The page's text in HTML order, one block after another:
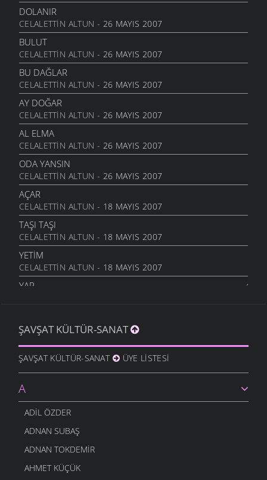
DOLANIR
CELALETTIN ALTUN - 26 MAYIS 2007
BULUT
CELALETTIN ALTUN - 26 MAYIS 2007
BU DAĞLAR
CELALETTIN ALTUN - 26 MAYIS 2007
AY DOĞAR
CELALETTIN ALTUN - 26 MAYIS 2007
AL ELMA
CELALETTIN ALTUN - 26 MAYIS 2007
ODA YANSIN
CELALETTIN ALTUN - 26 MAYIS 2007
AÇAR
CELALETTIN ALTUN - 18 MAYIS 2007
TAŞI TAŞI
CELALETTIN ALTUN - 18 MAYIS 2007
YETIM
CELALETTIN ALTUN - 18 MAYIS 2007
YAR
CELALETTIN ALTUN- 13 MAYIS 2007
SIGARAMIN DUMANI
CELALETTIN ALTUN- 13 MAYIS 2007
YARIM
CELALETTIN ALTUN
BAHÇELERDE MOR MENI
ŞAVŞAT KÜLTÜR-SANAT
ŞAVŞAT KÜLTÜR-SANAT ÜYE LISTESI
A
ADIL ÖZDER
ADNAN SUBAŞ
ADNAN TOKDEMIR
AHMET KÜÇÜK